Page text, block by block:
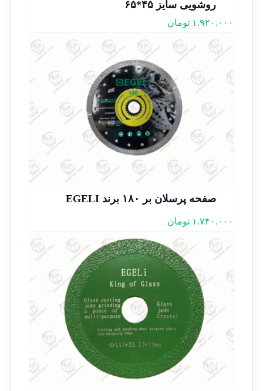
روشویی سایز ۴۵*۶۵
۱.۹۲۰.۰۰۰ تومان
صفحه پرسلان بر ۱۸۰ برند EGELI
۱.۷۴۰.۰۰۰ تومان